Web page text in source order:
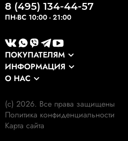
ПОКУПАТЕЛЯМ
Каталог
Оплата и доставка
Гарантия
Личный кабинет
ИНФОРМАЦИЯ
Оптовикам
Выкуп формы
Экология
О НАС
Наши клиенты
Наши работы
8 (495) 134-44-57
ПН-ВС 10:00 - 21:00
(c) 2026. Все права защищены
Политика конфиденциальности
Карта сайта